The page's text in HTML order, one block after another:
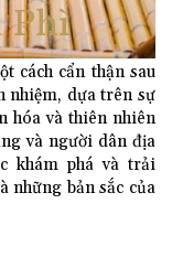
Phì
cách cẩn thận sau
nhiệm, dựa trên sự
hóa và thiên nhiên
và người dân địa
khám phá và trải
những bản sắc của